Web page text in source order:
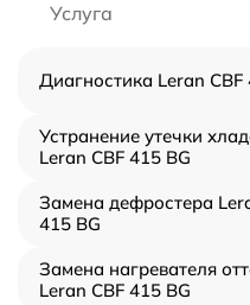
Услуга
Диагностика Leran CBF
Устранение утечки
Leran CBF 415 BG
Замена дефростера
415 BG
Замена нагревателя
Leran CBF 415 BG